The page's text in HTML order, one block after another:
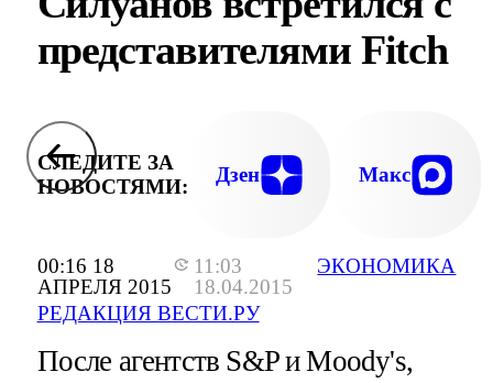
00:16 18
АПРЕЛЯ 2015
11:03
18.04.2015
РЕДАКЦИЯ ВЕСТИ.РУ
ЭКОНОМИКА
представителями Fitch
СЛЕДИТЕ ЗА
НОВОСТЯМИ:
Дзен Макс
После агентств S&P и Moody's,